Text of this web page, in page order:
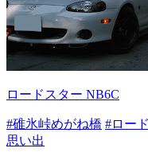
ロードスター NB6C
#碓氷峠めがね橋 #ロー
思い出